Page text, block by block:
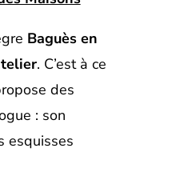
Baguès en
. C’est à ce
des
: son
esquisses